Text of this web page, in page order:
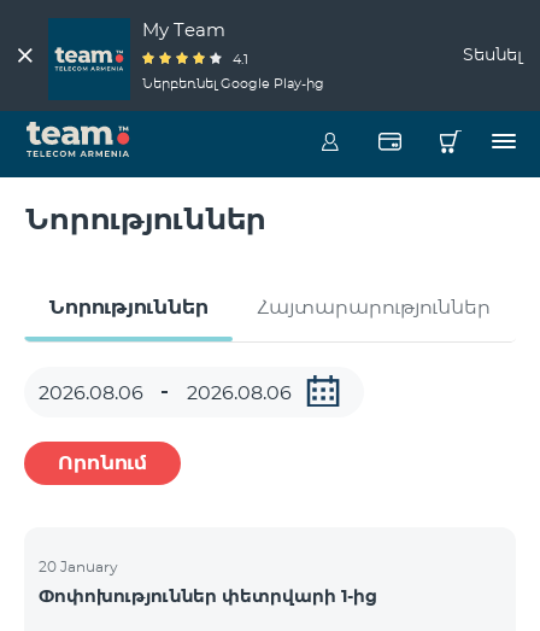
My Team
4.1
Ներբեռնել Google Play-ից
Տեսնել
Նորություններ
Նորություններ Հայտարարություններ
Որոնում
20 January
Փոփոխություններ փետրվարի 1-ից